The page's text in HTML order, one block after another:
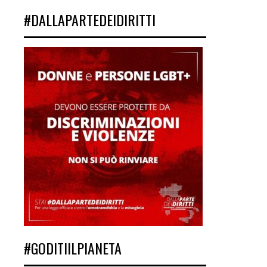
#DALLAPARTEDEIDIRITTI
#GODITIILPIANETA